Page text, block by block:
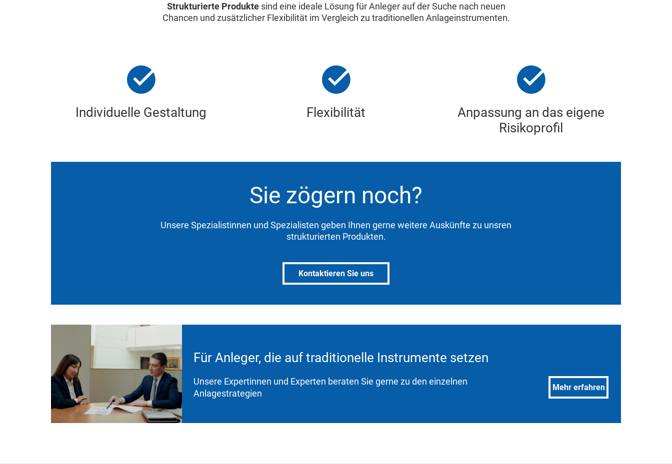
Strukturierte Produktesind eine ideale Lösung für Anleger auf der Suche nach neuen
Chancen und zusätzlicher Flexibilität im Vergleich zu traditionellen Anlageinstrumenten.
Individuelle Gestaltung Flexibilität
Anpassung an das eigene
Risikoprofil
Sie zögern noch?
Unsere Spezialistinnen und Spezialisten geben Ihnen gerne weitere Auskünfte zu unsren
strukturierten Produkten.
Kontaktieren Sie uns
Für Anleger, die auf traditionelle Instrumente setzen
Unsere Expertinnen und Experten beraten Sie gerne zu den einzelnen
Anlagestrategien
Mehr erfahren